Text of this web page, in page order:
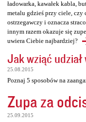
ładowarka, kawałek kabla,
metalu gdzieś przy ciele, czy
ostrzegawczy i oznacza
innym razem okazuje się
uwiera Ciebie najbardziej?
Jak wziąć
25.08.2015
Poznaj 5 sposobów na
Zupa za
25.09.2015